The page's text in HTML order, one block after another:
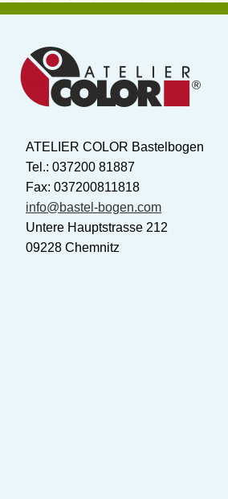
ATELIER COLOR Bastelbogen
Tel.: 037200 81887
Fax: 037200811818
info@bastel-bogen.com
Untere Hauptstrasse 212
09228 Chemnitz